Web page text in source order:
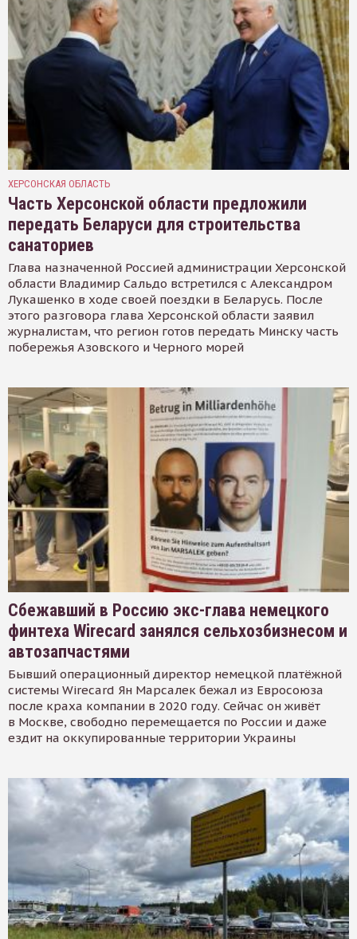
ХЕРСОНСКАЯ ОБЛАСТЬ
Часть Херсонской области предложили
передать Беларуси для строительства
санаториев
Глава назначенной Россией администрации Херсонской
области Владимир Сальдо встретился с Александром
Лукашенко в ходе своей поездки в Беларусь. После
этого разговора глава Херсонской области заявил
журналистам, что регион готов передать Минску часть
побережья Азовского и Черного морей
Сбежавший в Россию экс-глава немецкого
финтеха Wirecard занялся сельхозбизнесом и
автозапчастями
Бывший операционный директор немецкой платёжной
системы Wirecard Ян Марсалек бежал из Евросоюза
после краха компании в 2020 году. Сейчас он живёт
в Москве, свободно перемещается по России и даже
ездит на оккупированные территории Украины